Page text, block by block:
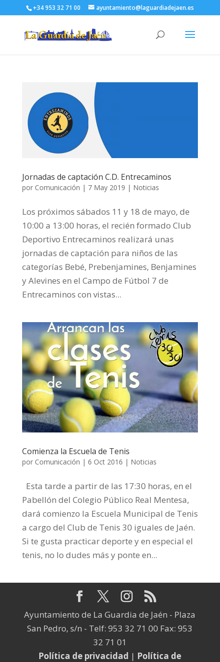
+34 953 32 71 00 ayuntamiento@laguardiadejaen.es
Jornadas de captación C.D. Entrecaminos
por Comunicación | 7 May 2019 | Noticias
Los próximos sábados 11 y 18 de mayo, de
10:00 a 13:00 horas, el recién formado Club
Deportivo Entrecaminos realizará unas
jornadas de captación para niños de las
categorías Bebé, Prebenjamines, Benjamines
y Alevines en el Campo de Fútbol 7 de
Entrecaminos con vistas...
Comienza la Escuela de Tenis
por Comunicación | 6 Oct 2016 | Noticias
Esta tarde a partir de las 17:30 horas, en el
Pabellón del Colegio Público Real Mentesa,
dará comienzo la Escuela Municipal de Tenis
a cargo del Club de Tenis 30 iguales de Jaén.
Si te gusta practicar deporte y en especial el
tenis, no lo dudes más y ponte en...
Ayuntamiento de La Guardia de Jaén - Plaza
San Pedro, s/n - Telf: 953 32 71 00 Fax: 953
32 71 01
Política de privacidad | Política de